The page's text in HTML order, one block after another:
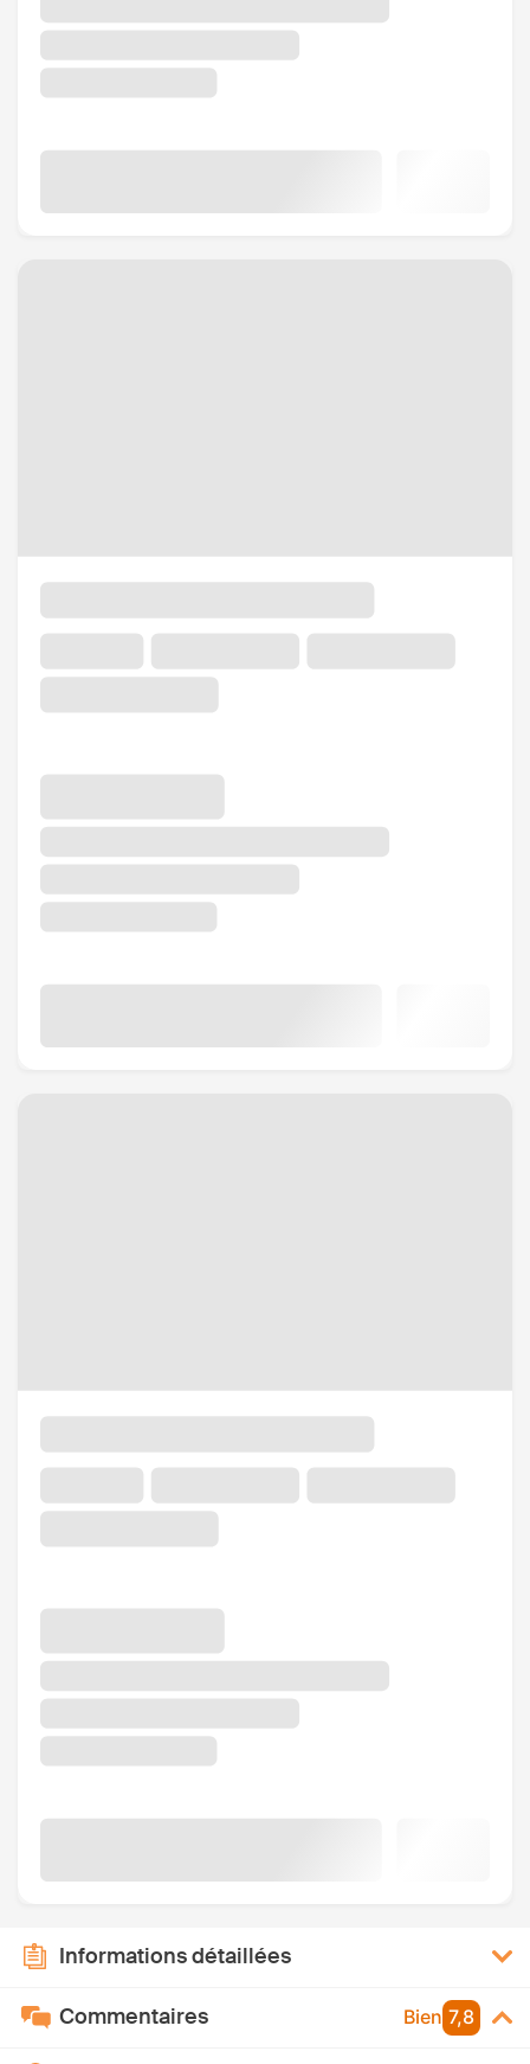
Informations détaillées
Commentaires Bien 7,8